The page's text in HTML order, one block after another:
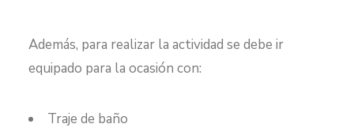
Además, para realizar la actividad se debe ir
equipado para la ocasión con:
Traje de baño